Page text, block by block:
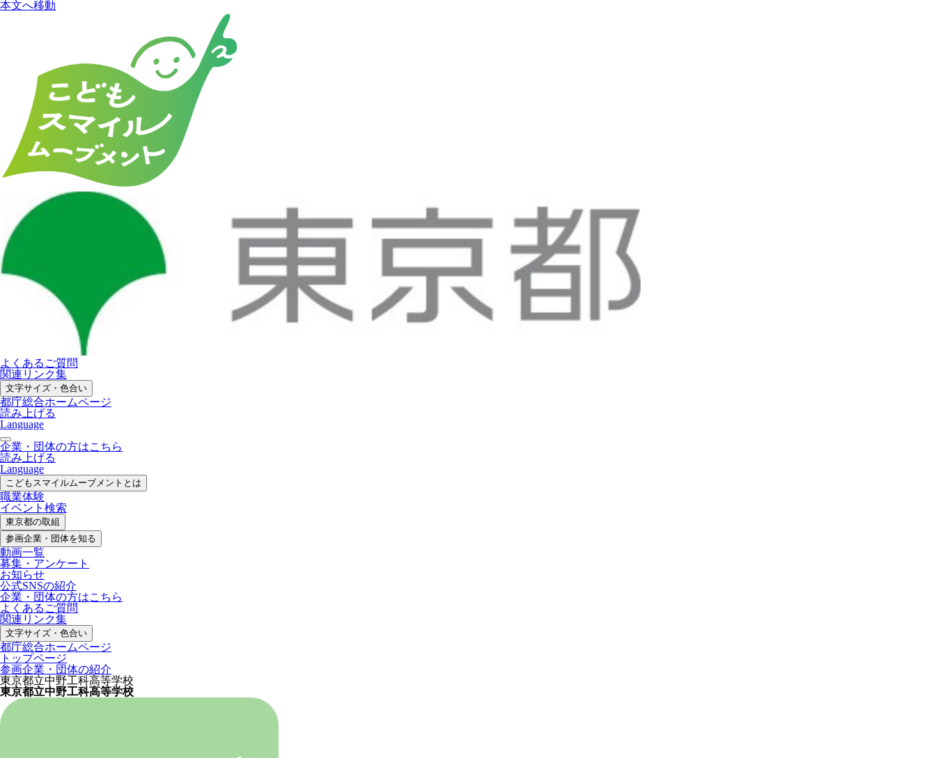
本文へ移動
よくあるご質問
関連リンク集
文字サイズ・色合い
都庁総合ホームページ
読み上げる
Language
企業・団体の方はこちら
読み上げる
Language
こどもスマイルムーブメントとは
職業体験
イベント検索
東京都の取組
参画企業・ 団体を知る
動画一覧
募集・ アンケート
お知らせ
公式SNSの紹介
企業・団体の方はこちら
よくあるご質問
関連リンク集
文字サイズ・色合い
都庁総合ホームページ
トップページ
参画企業・団体の紹介
東京都立中野工科高等学校
東京都立中野工科高等学校